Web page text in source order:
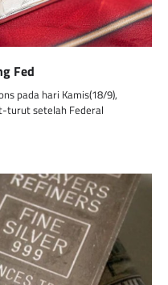
Fed
pada hari Kamis(18/9),
turut setelah Federal